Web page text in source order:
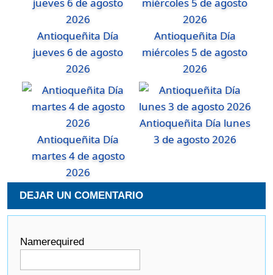
Antioqueñita Día
jueves 6 de agosto
2026
Antioqueñita Día
miércoles 5 de agosto
2026
Antioqueñita Día
martes 4 de agosto
2026
Antioqueñita Día lunes
3 de agosto 2026
DEJAR UN COMENTARIO
Namerequired